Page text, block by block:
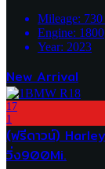
Mileage: 730
Engine: 1800
Year: 2023
New Arrival
17
1
(ฟรีดาวน์)
วิ่ง900Mi.